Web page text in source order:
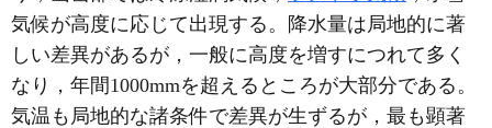
気候が高度に応じて出現する。降水量は局地的に著
しい差異があるが，一般に高度を増すにつれて多く
なり，年間1000mmを超えるところが大部分である。
気温も局地的な諸条件で差異が生ずるが，最も顕著